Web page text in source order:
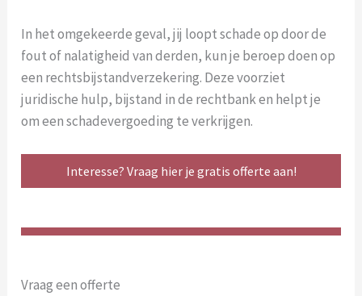
In het omgekeerde geval, jij loopt schade op door de
fout of nalatigheid van derden, kun je beroep doen op
een rechtsbijstandverzekering. Deze voorziet
juridische hulp, bijstand in de rechtbank en helpt je
om een schadevergoeding te verkrijgen.
Interesse? Vraag hier je gratis offerte aan!
Vraag een offerte